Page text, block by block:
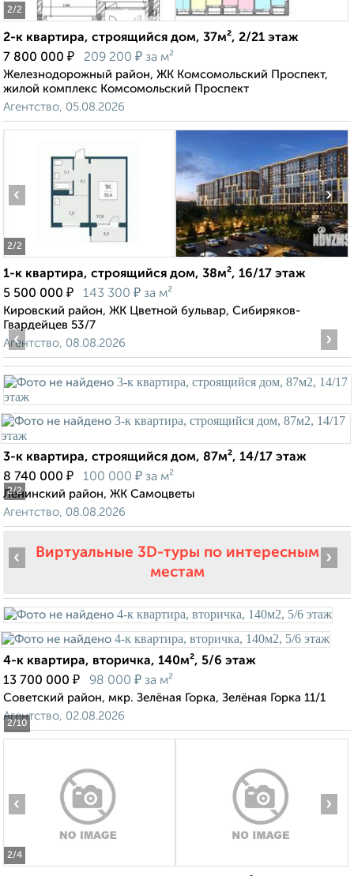
2/2
2-к квартира, строящийся дом, 37м², 2/21 этаж
7 800 000 ₽ 209 200 ₽ за м²
Железнодорожный район, ЖК Комсомольский Проспект,
жилой комплекс Комсомольский Проспект
Агентство, 05.08.2026
2/2
‹ ›
1-к квартира, строящийся дом, 38м², 16/17 этаж
5 500 000 ₽ 143 300 ₽ за м²
Кировский район, ЖК Цветной бульвар, Сибиряков-
Гвардейцев 53/7
Агентство, 08.08.2026
2/2
‹ ›
3-к квартира, строящийся дом, 87м², 14/17 этаж
8 740 000 ₽ 100 000 ₽ за м²
Ленинский район, ЖК Самоцветы
Агентство, 08.08.2026
Виртуальные 3D-туры по интересным
местам
2/10
‹ ›
4-к квартира, вторичка, 140м², 5/6 этаж
13 700 000 ₽ 98 000 ₽ за м²
Советский район, мкр. Зелёная Горка, Зелёная Горка 11/1
Агентство, 02.08.2026
2/4
‹ ›